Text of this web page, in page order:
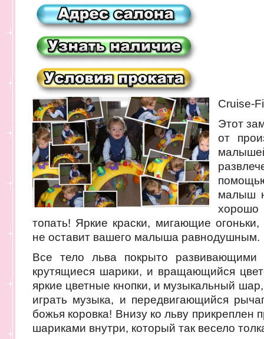
Cruise-
Этот
от
малыш
топать! Яркие краски, мигающие
не оставит вашего малыша равнодушным.
Все тело льва покрыто развивающими
крутящиеся шарики, и вращающийся
яркие цветные кнопки, и музыкальный
играть музыка, и передвигающийся
божья коровка! Внизу ко льву
шариками внутри, который так весело